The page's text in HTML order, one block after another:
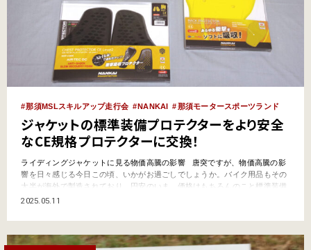
那須MSLスキルアップ走行会 NANKAI 那須モータースポーツランド
ジャケットの標準装備プロテクターをより安全
なCE規格プロテクターに交換！
ライディングジャケットに見る物価高騰の影響 唐突ですが、物価高騰の影
響を日々感じる今日この頃、いかがお過ごしでしょうか。バイク用品もその
大半が海外で製造されており、円安のいま、価格はもちろんのこと標準装備
品などにも影響が見られるようになってきました。 ライダーの多くが着用し
からハイスペックモデルまでタイプ・…
2025.05.11